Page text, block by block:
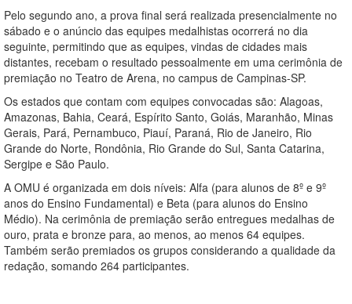
Pelo segundo ano, a prova final será realizada presencialmente no
sábado e o anúncio das equipes medalhistas ocorrerá no dia
seguinte, permitindo que as equipes, vindas de cidades mais
distantes, recebam o resultado pessoalmente em uma cerimônia de
premiação no Teatro de Arena, no campus de Campinas-SP.
Os estados que contam com equipes convocadas são: Alagoas,
Amazonas, Bahia, Ceará, Espírito Santo, Goiás, Maranhão, Minas
Gerais, Pará, Pernambuco, Piauí, Paraná, Rio de Janeiro, Rio
Grande do Norte, Rondônia, Rio Grande do Sul, Santa Catarina,
Sergipe e São Paulo.
A OMU é organizada em dois níveis: Alfa (para alunos de 8º e 9º
anos do Ensino Fundamental) e Beta (para alunos do Ensino
Médio). Na cerimônia de premiação serão entregues medalhas de
ouro, prata e bronze para, ao menos, ao menos 64 equipes.
Também serão premiados os grupos considerando a qualidade da
redação, somando 264 participantes.